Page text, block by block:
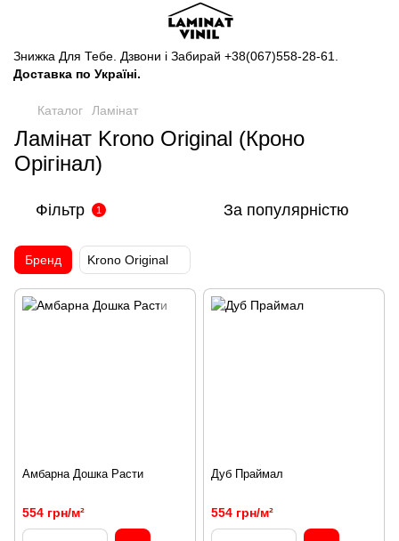
Знижка Для Тебе. Дзвони і Забирай +38(067)558-28-61
Доставка по Україні.
Каталог Ламінат
Ламінат Krono Original (Кроно
Орігінал)
Фільтр 1 За популярністю
Бренд Krono Original
Амбарна Дошка Расти
554 грн/м²
Дуб Праймал
554 грн/м²